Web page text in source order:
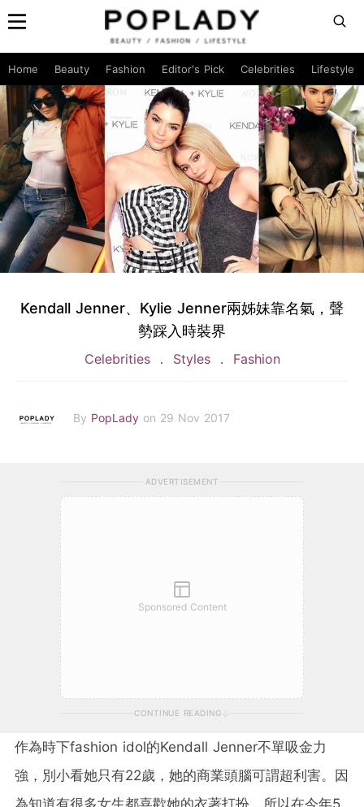
Home Beauty Fashion Editor's Pick Celebrities Lifestyle
Kendall Jenner、Kylie Jenner兩姊妹靠名氣，聲
勢踩入時裝界
Celebrities Styles Fashion
By PopLady on 29 Nov 2017
ADVERTISEMENT
Sponsored Content
CONTINUE READING
作為時下fashion idol的Kendall Jenner不單吸金力
強，別小看她只有22歲，她的商業頭腦可謂超利害。因
為知道有很多女生都喜歡她的衣著打扮，所以在今年5